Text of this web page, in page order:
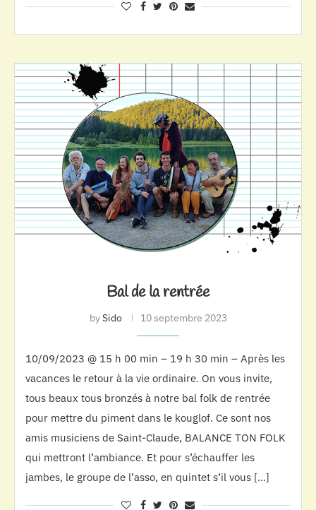
Bal de la rentrée
bySido 10 septembre 2023
10/09/2023 @ 15 h 00 min – 19 h 30 min – Après les
vacances le retour à la vie ordinaire. On vous invite,
tous beaux tous bronzés à notre bal folk de rentrée
pour mettre du piment dans le kouglof. Ce sont nos
amis musiciens de Saint-Claude, BALANCE TON FOLK
qui mettront l’ambiance. Et pour s’échauffer les
jambes, le groupe de l’asso, en quintet s’il vous […]